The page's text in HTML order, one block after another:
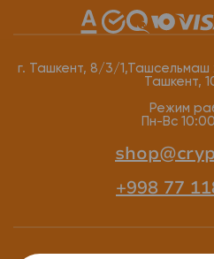
г. Ташкент, 8/3/
Ташкент,
Режим
Пн-Вс
+998 77